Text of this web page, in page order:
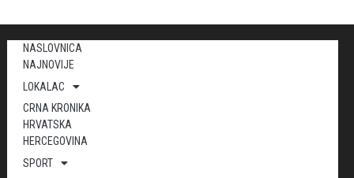
NASLOVNICA
NAJNOVIJE
LOKALAC
CRNA KRONIKA
HRVATSKA
HERCEGOVINA
SPORT